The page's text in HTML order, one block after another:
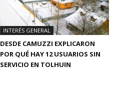
INTERÉS GENERAL
DESDE CAMUZZI EXPLICARON
POR QUÉ HAY 12 USUARIOS SIN
SERVICIO EN TOLHUIN